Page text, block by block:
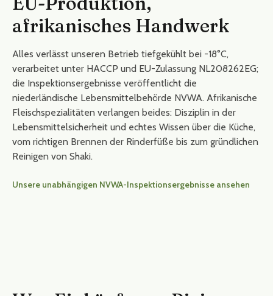
afrikanisches Handwerk
Alles verlässt unseren Betrieb tiefgekühlt bei -18°C,
verarbeitet unter HACCP und EU-Zulassung NL208262EG;
die Inspektionsergebnisse veröffentlicht die
niederländische Lebensmittelbehörde NVWA. Afrikanische
Fleischspezialitäten verlangen beides: Disziplin in der
Lebensmittelsicherheit und echtes Wissen über die Küche,
vom richtigen Brennen der Rinderfüße bis zum gründlichen
Reinigen von Shaki.
Unsere unabhängigen NVWA-Inspektionsergebnisse ansehen